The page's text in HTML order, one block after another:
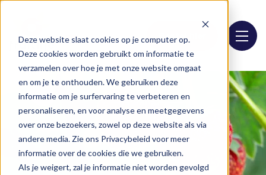
Deze website slaat cookies op je computer op.
Deze cookies worden gebruikt om informatie te
verzamelen over hoe je met onze website omgaat
en om je te onthouden. We gebruiken deze
informatie om je surfervaring te verbeteren en
personaliseren, en voor analyse en meetgegevens
over onze bezoekers, zowel op deze website als via
andere media. Zie ons Privacybeleid voor meer
informatie over de cookies die we gebruiken.
Als je weigert, zal je informatie niet worden gevolgd
Bestel hier